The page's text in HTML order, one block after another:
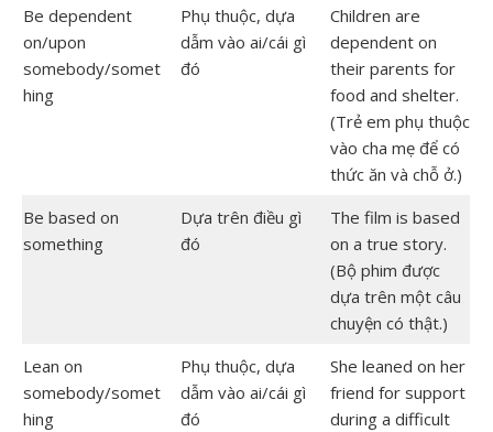
Be dependent
on/upon
somebody/somet
hing
Phụ thuộc, dựa
dẫm vào ai/cái gì
đó
Children are
dependent on
their parents for
food and shelter.
(Trẻ em phụ thuộc
vào cha mẹ để có
thức ăn và chỗ ở.)
Be based on
something
Dựa trên điều gì
đó
The film is based
on a true story.
(Bộ phim được
dựa trên một câu
chuyện có thật.)
Lean on
somebody/somet
hing
Phụ thuộc, dựa
dẫm vào ai/cái gì
đó
She leaned on her
friend for support
during a difficult